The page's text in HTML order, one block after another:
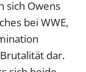
sich Owens
bei WWE,
dar.